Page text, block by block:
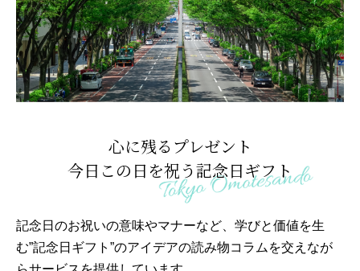
心に残るプレゼント
今日この日を祝う記念日ギフト
記念日のお祝いの意味やマナーなど、学びと価値を生
む”記念日ギフト”のアイデアの読み物コラムを交えなが